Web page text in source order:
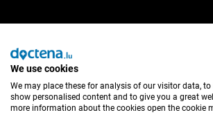
We use cookies
We may place these for analysis of our visitor data,
show personalised content and to give you a great
more information about the cookies open the cookie